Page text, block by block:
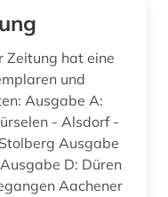
und
A:
- Alsdorf -
Ausgabe
D: Düren
Aachener